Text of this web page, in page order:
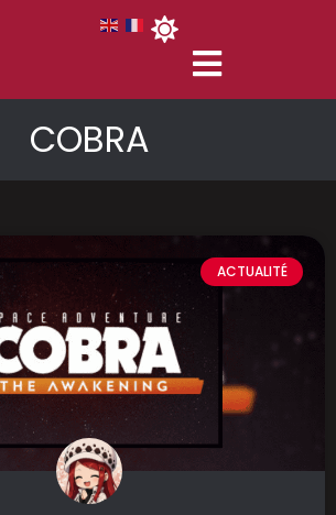
COBRA
ACTUALITÉ